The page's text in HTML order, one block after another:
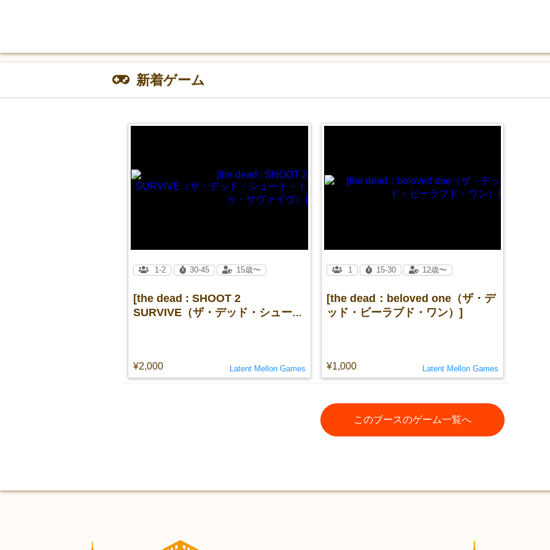
新着ゲーム
[the dead : SHOOT 2
SURVIVE（ザ・デッド・シュー
¥2,000
1-2 30-45 15歳〜
Latent Mellon Games
[the dead：beloved one（ザ・デ
ッド・ビーラブド・ワン）]
¥1,000
1 15-30 12歳〜
Latent Mellon Games
このブースのゲーム一覧へ